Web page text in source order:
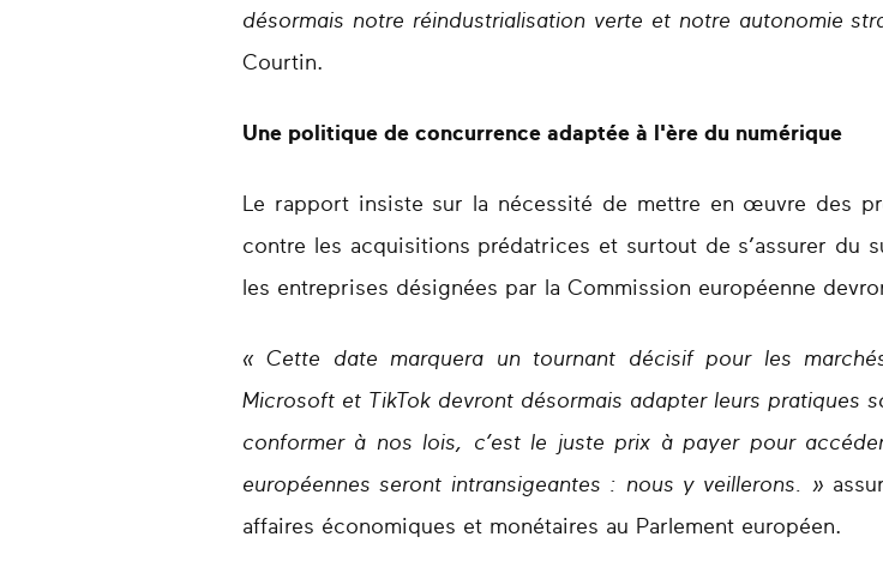
désormais notre réindustrialisation verte et notre autonomie
Courtin.
Une politique de concurrence adaptée à l'ère du numérique
Le rapport insiste sur la nécessité de mettre en œuvre des
contre les acquisitions prédatrices et surtout de s’assurer du
les entreprises désignées par la Commission européenne
« Cette date marquera un tournant décisif pour les
Microsoft et TikTok devront désormais adapter leurs pratiques
conformer à nos lois, c’est le juste prix à payer pour
européennes seront intransigeantes : nous y veillerons. »
affaires économiques et monétaires au Parlement européen.